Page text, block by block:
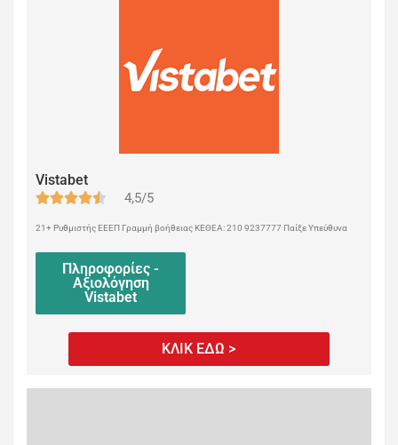
Vistabet
4,5/5
21+ Ρυθμιστής ΕΕΕΠ Γραμμή βοήθειας ΚΕΘΕΑ: 210 9237777 Παίξε Υπεύθυνα
Πληροφορίες -
Αξιολόγηση
Vistabet
ΚΛΙΚ ΕΔΩ >